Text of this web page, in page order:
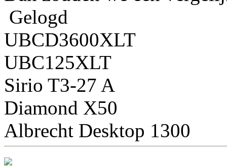
Gelogd
UBCD3600XLT
UBC125XLT
Sirio T3-27 A
Diamond X50
Albrecht Desktop 1300